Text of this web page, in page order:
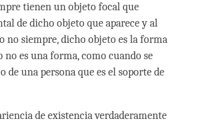
tienen un objeto focal que
de dicho objeto que aparece y al
no siempre, dicho objeto es la forma
es una forma, como cuando se
de una persona que es el soporte de
de existencia verdaderamente